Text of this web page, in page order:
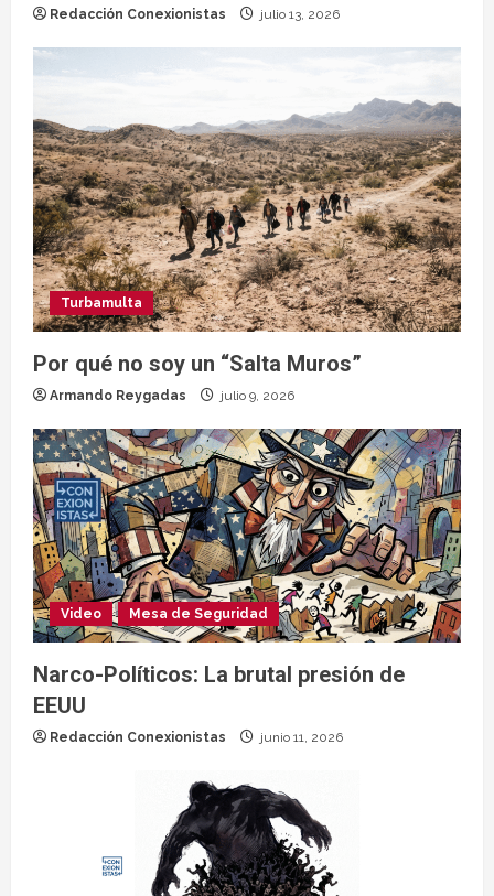
Redacción Conexionistas julio 13, 2026
Turbamulta
Por qué no soy un “Salta Muros”
Armando Reygadas julio 9, 2026
Video Mesa de Seguridad
Narco-Políticos: La brutal presión de
EEUU
Redacción Conexionistas junio 11, 2026